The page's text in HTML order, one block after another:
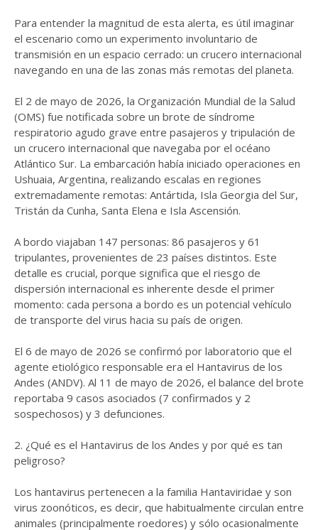
Para entender la magnitud de esta alerta, es útil imaginar
el escenario como un experimento involuntario de
transmisión en un espacio cerrado: un crucero internacional
navegando en una de las zonas más remotas del planeta.
El 2 de mayo de 2026, la Organización Mundial de la Salud
(OMS) fue notificada sobre un brote de síndrome
respiratorio agudo grave entre pasajeros y tripulación de
un crucero internacional que navegaba por el océano
Atlántico Sur. La embarcación había iniciado operaciones en
Ushuaia, Argentina, realizando escalas en regiones
extremadamente remotas: Antártida, Isla Georgia del Sur,
Tristán da Cunha, Santa Elena e Isla Ascensión.
A bordo viajaban 147 personas: 86 pasajeros y 61
tripulantes, provenientes de 23 países distintos. Este
detalle es crucial, porque significa que el riesgo de
dispersión internacional es inherente desde el primer
momento: cada persona a bordo es un potencial vehículo
de transporte del virus hacia su país de origen.
El 6 de mayo de 2026 se confirmó por laboratorio que el
agente etiológico responsable era el Hantavirus de los
Andes (ANDV). Al 11 de mayo de 2026, el balance del brote
reportaba 9 casos asociados (7 confirmados y 2
sospechosos) y 3 defunciones.
2. ¿Qué es el Hantavirus de los Andes y por qué es tan
peligroso?
Los hantavirus pertenecen a la familia Hantaviridae y son
virus zoonóticos, es decir, que habitualmente circulan entre
animales (principalmente roedores) y sólo ocasionalmente